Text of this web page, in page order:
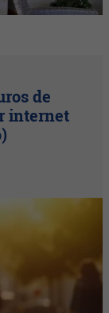
de
internet